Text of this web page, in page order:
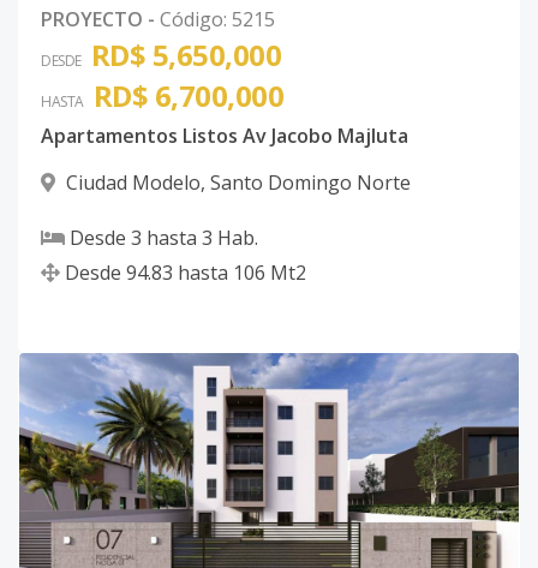
PROYECTO - Código: 5215
DESDE RD$ 5,650,000
HASTA RD$ 6,700,000
Apartamentos Listos Av Jacobo Majluta
Ciudad Modelo, Santo Domingo Norte
Desde 3 hasta 3 Hab.
Desde 94.83 hasta 106 Mt2